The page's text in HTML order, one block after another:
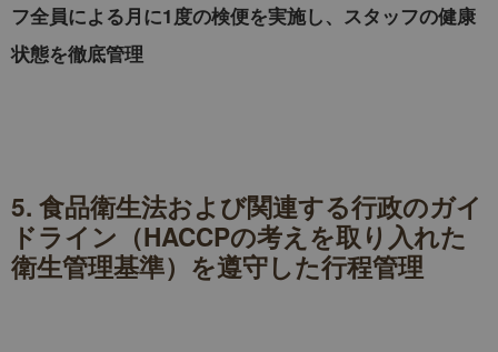
フ全員による月に1度の検便を実施し、スタッフの健康
状態を徹底管理
5. 食品衛生法および関連する行政のガイ
ドライン（HACCPの考えを取り入れた
衛生管理基準）を遵守した行程管理